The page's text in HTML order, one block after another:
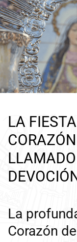
LA
La
Corazón